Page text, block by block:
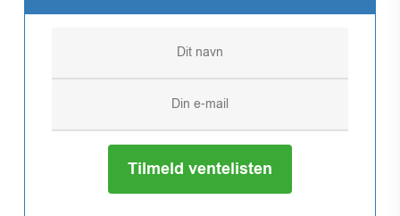
Tilmeld ventelisten